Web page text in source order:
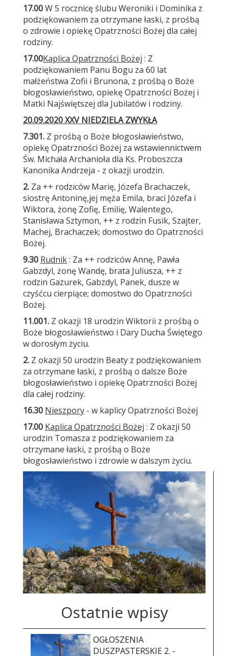
17.00W 5 rocznicę ślubu Weroniki i Dominika z
podziękowaniem za otrzymane łaski, z prośbą
o zdrowie i opiekę Opatrzności Bożej dla całej
rodziny.
17.00Kaplica Opatrzności Bożej : Z
podziękowaniem Panu Bogu za 60 lat
małżeństwa Zofii i Brunona, z prośbą o Boże
błogosławieństwo, opiekę Opatrzności Bożej i
Matki Najświętszej dla Jubilatów i rodziny.
20.09.2020 XXV NIEDZIELA ZWYKŁA
7.301. Z prośbą o Boże błogosławieństwo,
opiekę Opatrzności Bożej za wstawiennictwem
Św. Michała Archanioła dla Ks. Proboszcza
Kanonika Andrzeja - z okazji urodzin.
2. Za ++ rodziców Marię, Józefa Brachaczek,
siostrę Antoninę,jej męża Emila, braci Józefa i
Wiktora, żonę Zofię, Emilię, Walentego,
Stanisława Sztymon, ++ z rodzin Fusik, Szajter,
Machej, Brachaczek; domostwo do Opatrzności
Bożej.
9.30 Rudnik: Za ++ rodziców Annę, Pawła
Gabzdyl, żonę Wandę, brata Juliusza, ++ z
rodzin Gazurek, Gabzdyl, Panek, dusze w
czyśćcu cierpiące; domostwo do Opatrzności
Bożej.
11.001. Z okazji 18 urodzin Wiktorii z prośbą o
Boże błogosławieństwo i Dary Ducha Świętego
w dorosłym życiu.
2. Z okazji 50 urodzin Beaty z podziękowaniem
za otrzymane łaski, z prośbą o dalsze Boże
błogosławieństwo i opiekę Opatrzności Bożej
dla całej rodziny.
16.30 Nieszpory - w kaplicy Opatrzności Bożej
17.00 Kaplica Opatrzności Bożej : Z okazji 50
urodzin Tomasza z podziękowaniem za
otrzymane łaski, z prośbą o Boże
błogosławieństwo i zdrowie w dalszym życiu.
Ostatnie wpisy
OGŁOSZENIA
DUSZPASTERSKIE 2. -